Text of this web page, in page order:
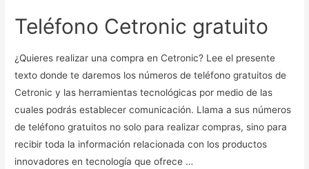
Teléfono Cetronic gratuito
¿Quieres realizar una compra en Cetronic? Lee el presente
texto donde te daremos los números de teléfono gratuitos de
Cetronic y las herramientas tecnológicas por medio de las
cuales podrás establecer comunicación. Llama a sus números
de teléfono gratuitos no solo para realizar compras, sino para
recibir toda la información relacionada con los productos
innovadores en tecnología que ofrece …